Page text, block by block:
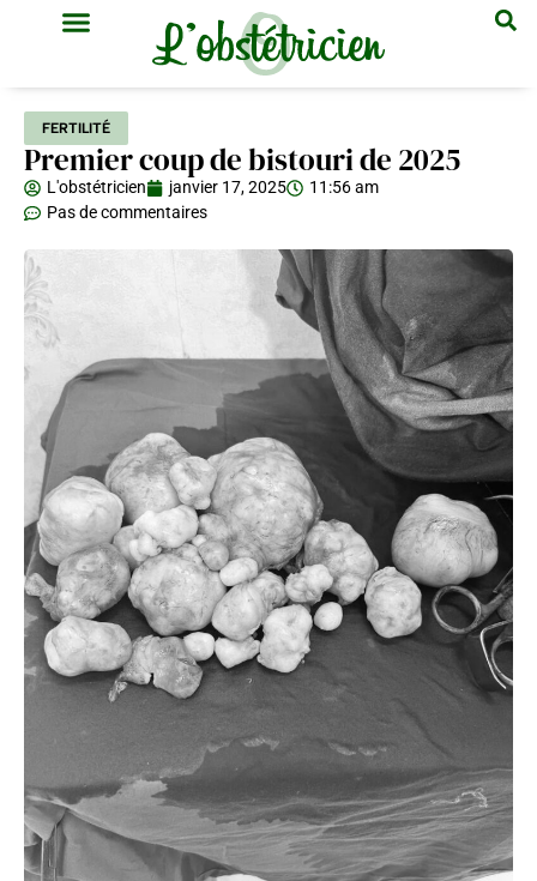
FERTILITÉ
Premier coup de bistouri de 2025
L'obstétricien janvier 17, 2025
11:56 am
Pas de commentaires